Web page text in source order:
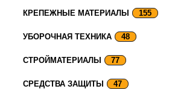
КРЕПЕЖНЫЕ МАТЕРИАЛЫ 155
УБОРОЧНАЯ ТЕХНИКА 48
СТРОЙМАТЕРИАЛЫ 77
СРЕДСТВА ЗАЩИТЫ 47